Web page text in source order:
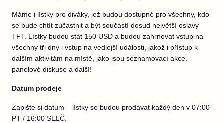
Máme i lístky pro diváky, jež budou dostupné pro všechny, kdo
se bude chtít zúčastnit a být součástí dosud největší oslavy
TFT. Lístky budou stát 150 USD a budou zahrnovat vstup na
všechny tři dny i vstup na vedlejší události, jakož i přístup k
dalším aktivitám na místě, jako jsou seznamovací akce,
panelové diskuse a další!
Datum prodeje
Zapište si datum – lístky se budou prodávat každý den v 07:00
PT / 16:00 SELČ.